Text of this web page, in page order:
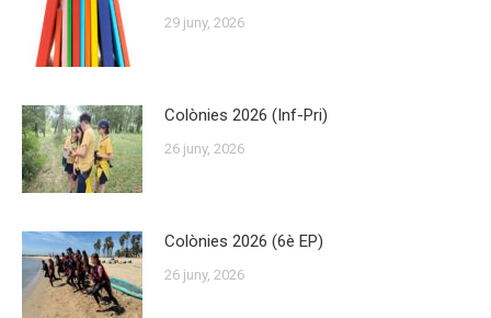
29 juny, 2026
Colònies 2026 (Inf-Pri)
26 juny, 2026
Colònies 2026 (6è EP)
26 juny, 2026